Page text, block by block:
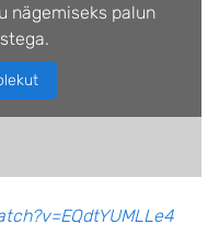
nägemiseks palun